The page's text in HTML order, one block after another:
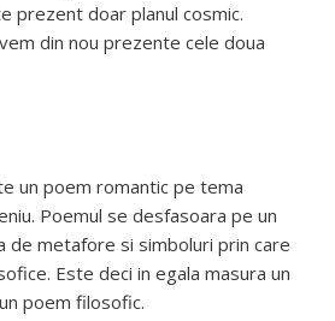
prezent doar planul cosmic.
din nou prezente cele doua
un poem romantic pe tema
Poemul se desfasoara pe un
de metafore si simboluri prin care
Este deci in egala masura un
poem filosofic.